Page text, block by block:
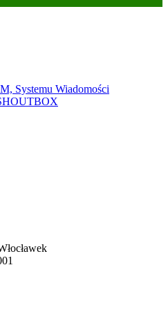
Systemu Wiadomości